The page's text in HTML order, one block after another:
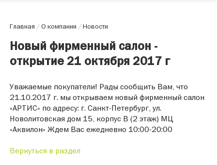
Главная /О компании /Новости
Новый фирменный салон -
открытие 21 октября 2017 г
Уважаемые покупатели! Рады сообщить Вам, что
21.10.2017 г. мы открываем новый фирменный салон
«АРТИС» по адресу: г. Санкт-Петербург, ул.
Новолитовская дом 15, корпус В (2 этаж) МЦ
«Аквилон» Ждем Вас ежедневно 10:00-20:00
Вернуться в раздел